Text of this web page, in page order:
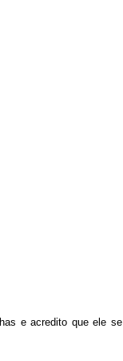
e acredito que ele se